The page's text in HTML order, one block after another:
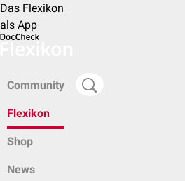
Das Flexikon
als App
Community
Flexikon
Shop
News